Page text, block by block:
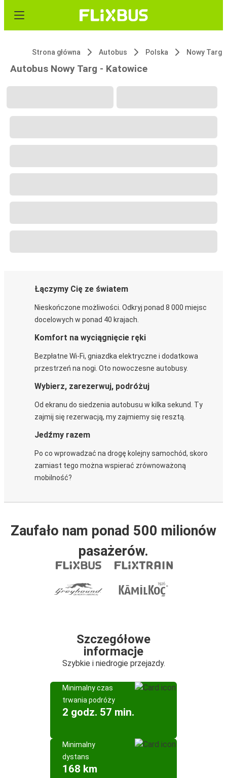
Strona główna Autobus Polska Nowy Targ
Autobus Nowy Targ - Katowice
Łączymy Cię ze światem
Nieskończone możliwości. Odkryj ponad 8 000 miejsc
docelowych w ponad 40 krajach.
Komfort na wyciągnięcie ręki
Bezpłatne Wi-Fi, gniazdka elektryczne i dodatkowa
przestrzeń na nogi. Oto nowoczesne autobusy.
Wybierz, zarezerwuj, podróżuj
Od ekranu do siedzenia autobusu w kilka sekund. Ty
zajmij się rezerwacją, my zajmiemy się resztą.
Jedźmy razem
Po co wprowadzać na drogę kolejny samochód, skoro
zamiast tego można wspierać zrównoważoną
mobilność?
Zaufało nam ponad 500 milionów
pasażerów.
Szczegółowe
informacje
Szybkie i niedrogie przejazdy.
Minimalny czas
trwania podróży
2 godz. 57 min.
Minimalny
dystans
168 km